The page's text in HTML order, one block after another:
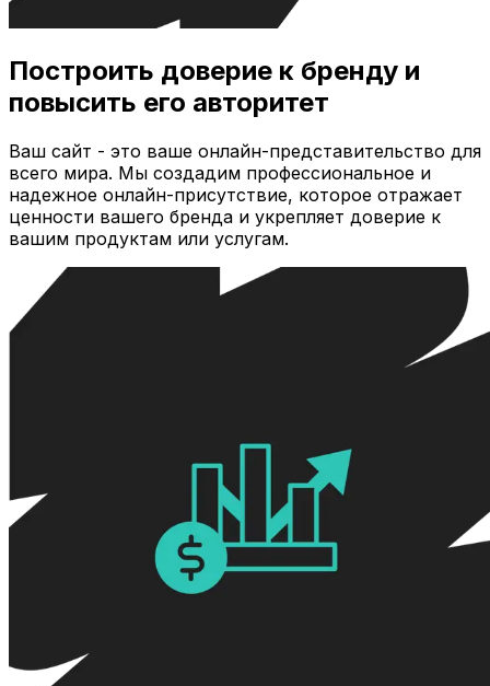
Построить доверие к бренду и
повысить его авторитет
Ваш сайт - это ваше онлайн-представительство для
всего мира. Мы создадим профессиональное и
надежное онлайн-присутствие, которое отражает
ценности вашего бренда и укрепляет доверие к
вашим продуктам или услугам.